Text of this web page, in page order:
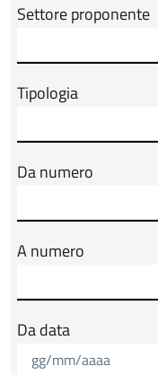
Settore proponente
Tipologia
Da numero
A numero
Da data